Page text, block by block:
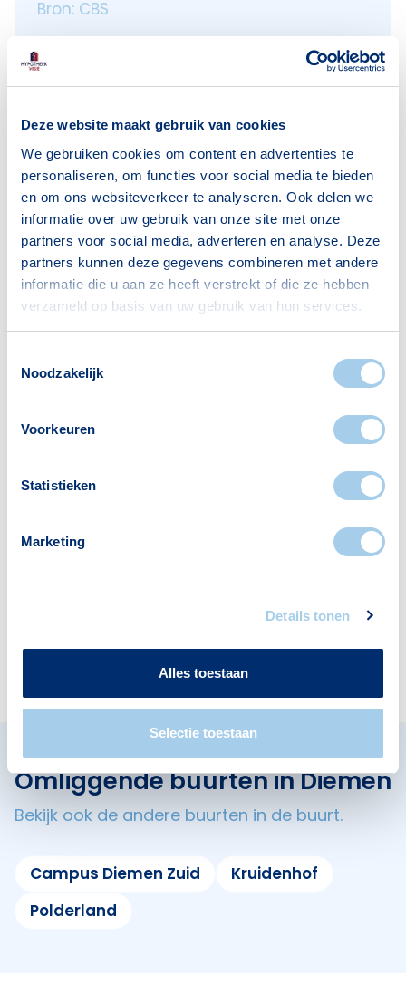
Deze website maakt gebruik van cookies
We gebruiken cookies om content en advertenties te
personaliseren, om functies voor social media te bieden
en om ons websiteverkeer te analyseren. Ook delen we
informatie over uw gebruik van onze site met onze
partners voor social media, adverteren en analyse. Deze
partners kunnen deze gegevens combineren met andere
informatie die u aan ze heeft verstrekt of die ze hebben
verzameld op basis van uw gebruik van hun services.
Noodzakelijk
Voorkeuren
Statistieken
Marketing
Details tonen
Alles toestaan
Selectie toestaan
Bron: CBS
Gezin zonder kinderen
740
Gezin met kinderen
315
Bron: CBS
Voorzieningen in Holland Park
Deze wijk heeft het allemaal voor je. Zo vind je
Scholen Supermarkten
Restaurants Cafés
Omliggende buurten in Diemen
Bekijk ook de andere buurten in de buurt.
Campus Diemen Zuid
Kruidenhof
Polderland